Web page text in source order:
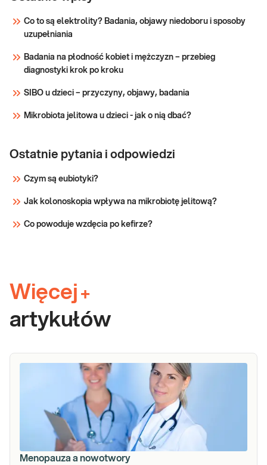
mężczyzn,
rozszerzony
- badania
genetyczne
najważniejszych i najczęściej występujących u
których nosicielstwo koreluje ze zwiększonym
ryzykiem zachorowania na wskazane typy
nowotworó
Sprawdź
Co to są elektrolity? Badania, objawy niedoboru i sposoby
uzupełniania
Badania na płodność kobiet i mężczyzn – przebieg
diagnostyki krok po kroku
SIBO u dzieci – przyczyny, objawy, badania
Mikrobiota jelitowa u dzieci - jak o nią dbać?
Ostatnie pytania i odpowiedzi
Czym są eubiotyki?
Jak kolonoskopia wpływa na mikrobiotę jelitową?
Co powoduje wzdęcia po kefirze?
Więcej +
artykułów
Menopauza a nowotwory